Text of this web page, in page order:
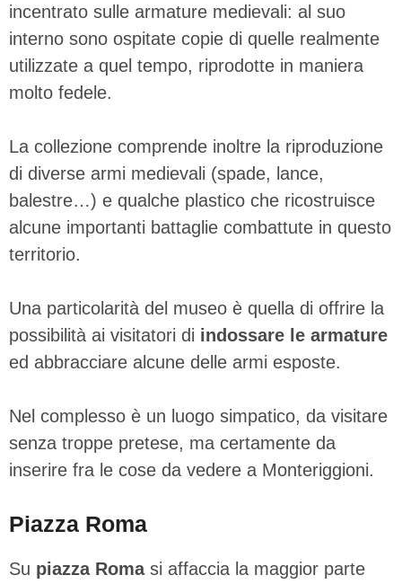
incentrato sulle armature medievali: al suo
interno sono ospitate copie di quelle realmente
utilizzate a quel tempo, riprodotte in maniera
molto fedele.
La collezione comprende inoltre la riproduzione
di diverse armi medievali (spade, lance,
balestre…) e qualche plastico che ricostruisce
alcune importanti battaglie combattute in questo
territorio.
Una particolarità del museo è quella di offrire la
possibilità ai visitatori di indossare le armature
ed abbracciare alcune delle armi esposte.
Nel complesso è un luogo simpatico, da visitare
senza troppe pretese, ma certamente da
inserire fra le cose da vedere a Monteriggioni.
Piazza Roma
Su piazza Roma si affaccia la maggior parte